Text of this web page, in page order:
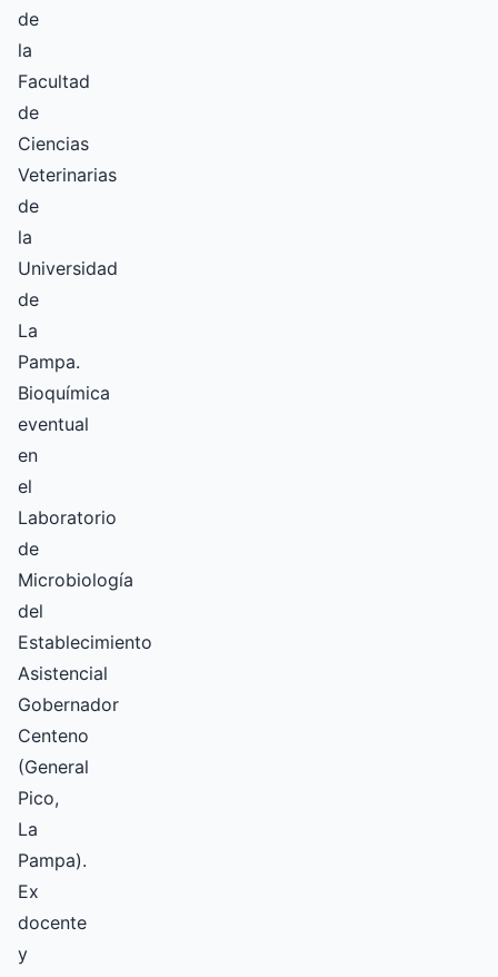
de
la
Facultad
de
Ciencias
Veterinarias
de
la
Universidad
de
La
Pampa.
Bioquímica
eventual
en
el
Laboratorio
de
Microbiología
del
Establecimiento
Asistencial
Gobernador
Centeno
(General
Pico,
La
Pampa).
Ex
docente
y